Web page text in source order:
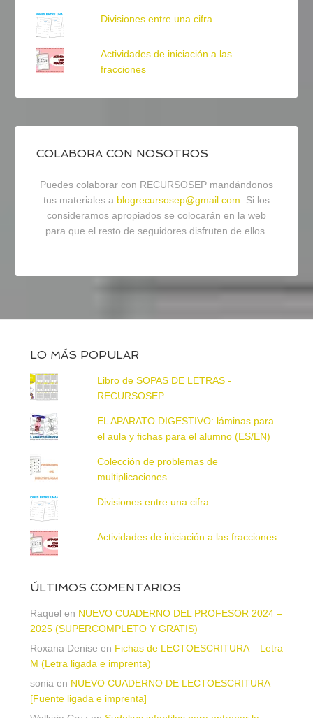
Divisiones entre una cifra
Actividades de iniciación a las
fracciones
COLABORA CON NOSOTROS
Puedes colaborar con RECURSOSEP mandándonos
tus materiales a blogrecursosep@gmail.com . Si los
consideramos apropiados se colocarán en la web
para que el resto de seguidores disfruten de ellos.
LO MÁS POPULAR
Libro de SOPAS DE LETRAS -
RECURSOSEP
EL APARATO DIGESTIVO: láminas para
el aula y fichas para el alumno (ES/EN)
Colección de problemas de
multiplicaciones
Divisiones entre una cifra
Actividades de iniciación a las fracciones
ÚLTIMOS COMENTARIOS
Raquel en NUEVO CUADERNO DEL PROFESOR 2024 –
2025 (SUPERCOMPLETO Y GRATIS)
Roxana Denise en Fichas de LECTOESCRITURA – Letra
M (Letra ligada e imprenta)
soniaen NUEVO CUADERNO DE LECTOESCRITURA
[Fuente ligada e imprenta]